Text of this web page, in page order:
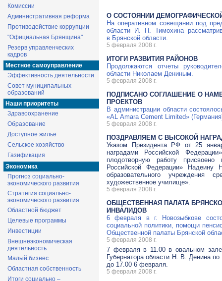
Комиссии
Административная реформа
Противодействие коррупции
"Официальная Брянщина"
Резерв управленческих
кадров
Местное самоуправление
Эффективность деятельности
Совет муниципальных
образований
Наши приоритеты
Здравоохранение
Образование
Доступное жилье
Сельское хозяйство
Газификация
Экономика
Прогноз социально-
экономического развития
Стратегия социально-
экономического развития
Областной бюджет
Целевые программы
Инвестиции
Внешнеэкономическая
деятельность
Малый бизнес
Областная собственность
Итоги социально –
О СОСТОЯНИИ
На оперативном совещании под
области И. П. Тимохина
в Брянской области.
5 февраля 2008 г.
ИТОГИ РАЗВИТИЯ РАЙОНОВ
Продолжаются отчеты
области Николаем Дениным.
5 февраля 2008 г.
ПОДПИСАНО СОГЛАШЕНИЕ О
ПРОЕКТОВ
В администрации области
«AL Amara Cement Limited»
5 февраля 2008 г.
ПОЗДРАВЛЯЕМ С ВЫСОКОЙ
Указом Президента РФ от 25
наградами Российской
плодотворную работу присвоено
Российской Федерации» Надеину
образовательного учреждения
художественное училище».
5 февраля 2008 г.
ОБЩЕСТВЕННАЯ ПАЛАТА
ИНВАЛИДОВ
6 февраля в г. Новозыбкове
социальной политики, помощи
Общественной палаты Брянской
5 февраля 2008 г.
7 февраля в 11.00 в овальном зале
Губернатора области Н. В. Денина
до 17.00 6 февраля.
5 февраля 2008 г.